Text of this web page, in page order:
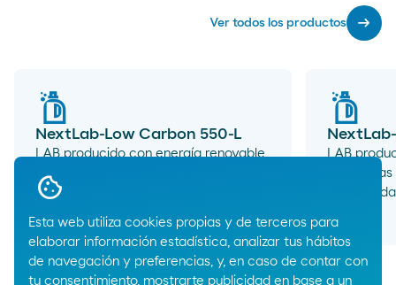
Esta web utiliza cookies propias y de terceros para
elaborar información estadística, analizar tus hábitos
de navegación y preferencias, y, en caso de contar con
tu consentimiento, mostrarte publicidad en base a un
Ver todos los productos arrow_right_alt
NextLab-Low Carbon 550-L
LAB producido con energía renovable,
equivalente a PetreLAB 550.
arrow_right_alt
LAB
y